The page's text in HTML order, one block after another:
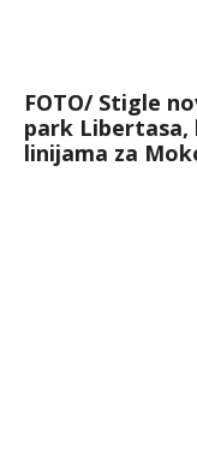
FOTO/ Stigle
park Libertasa,
linijama za